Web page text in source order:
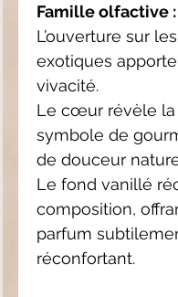
Famille olfactive
L’ouverture sur
exotiques
vivacité.
Le cœur révèle la
symbole de
de douceur
Le fond vanillé
composition,
parfum
réconfortant.